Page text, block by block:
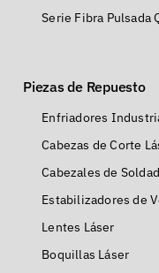
Serie Fibra Pulsada
Piezas de Repuesto
Enfriadores
Cabezas de Corte
Cabezales de
Estabilizadores de
Lentes Láser
Boquillas Láser